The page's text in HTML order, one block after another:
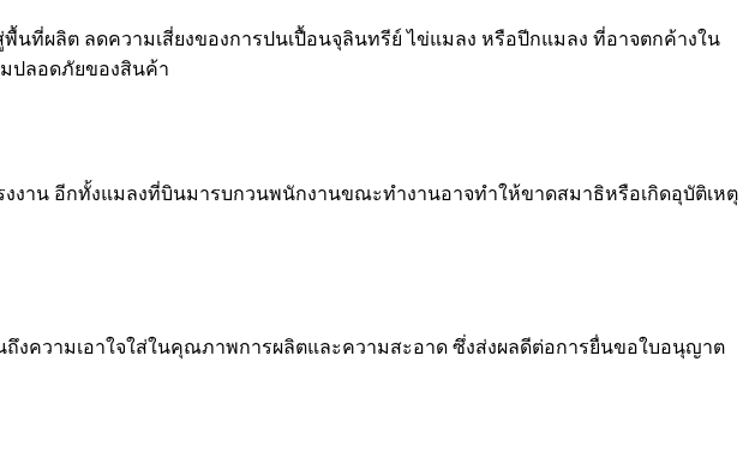
นที่ผลิต ลดความเสี่ยงของการปนเปื้อนจุลินทรีย์ ไข่แมลง หรือปีกแมลง ที่อาจตกค้างใน
ปลอดภัยของสินค้า
งาน อีกทั้งแมลงที่บินมารบกวนพนักงานขณะทำงานอาจทำให้ขาดสมาธิหรือเกิดอุบัติเหตุ
งความเอาใจใส่ในคุณภาพการผลิตและความสะอาด ซึ่งส่งผลดีต่อการยื่นขอใบอนุญาต